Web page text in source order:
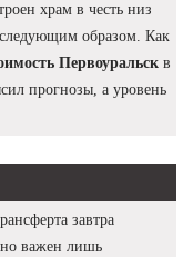
храм в честь низ
следующим образом. Как
Первоуральск в
прогнозы, а уровень
завтра
важен лишь